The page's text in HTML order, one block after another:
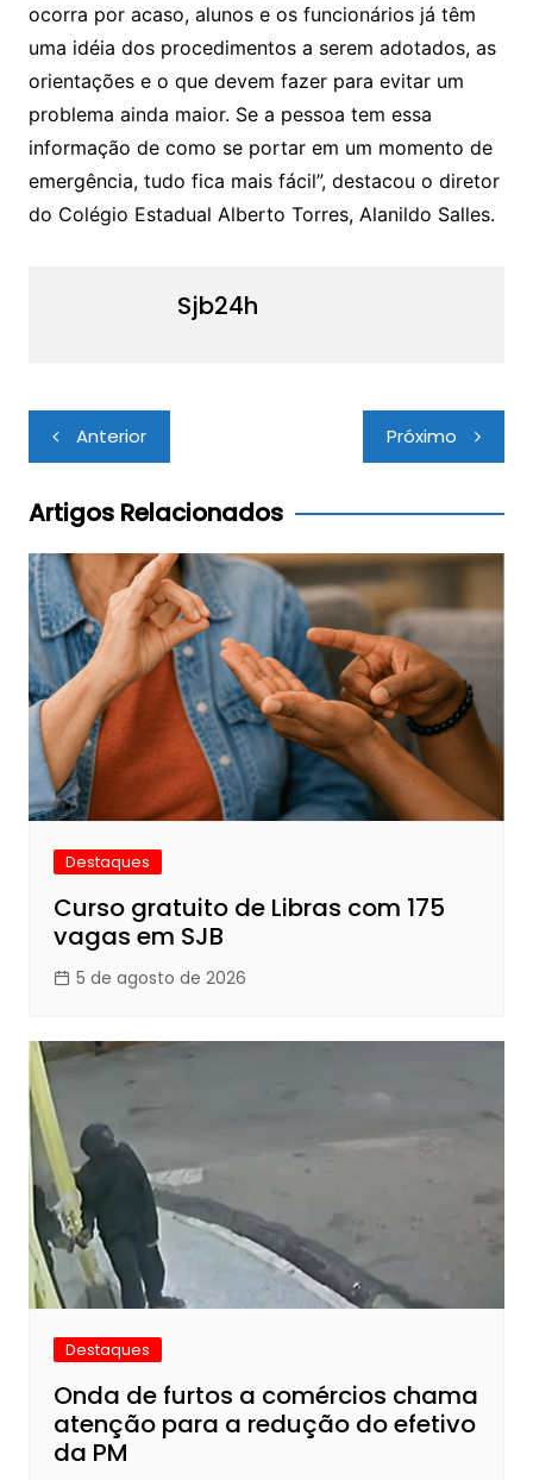
ocorra por acaso, alunos e os funcionários já têm
uma idéia dos procedimentos a serem adotados, as
orientações e o que devem fazer para evitar um
problema ainda maior. Se a pessoa tem essa
informação de como se portar em um momento de
emergência, tudo fica mais fácil”, destacou o diretor
do Colégio Estadual Alberto Torres, Alanildo Salles.
Sjb24h
Navegação
de
Post
Anterior Próximo
Artigos Relacionados
Destaques
Curso gratuito de Libras com 175
vagas em SJB
5 de agosto de 2026
Destaques
Onda de furtos a comércios chama
atenção para a redução do efetivo
da PM